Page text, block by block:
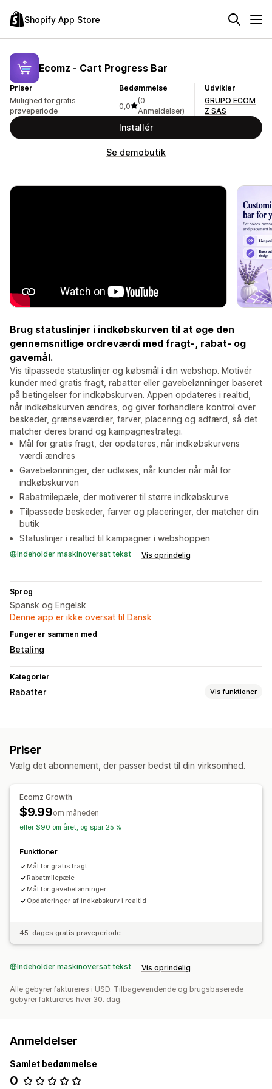
Shopify App Store
Ecomz ‑ Cart Progress Bar
Priser
Mulighed for gratis
prøveperiode
Bedømmelse
0,0
(0
Anmeldelser)
Udvikler
GRUPO ECOM
Z SAS
Installér
Se demobutik
Brug statuslinjer i indkøbskurven til at øge den
gennemsnitlige ordreværdi med fragt-, rabat- og
gavemål.
Vis tilpassede statuslinjer og købsmål i din webshop. Motivér
kunder med gratis fragt, rabatter eller gavebelønninger baseret
på betingelser for indkøbskurven. Appen opdateres i realtid,
når indkøbskurven ændres, og giver forhandlere kontrol over
beskeder, grænseværdier, farver, placering og adfærd, så det
matcher deres brand og kampagnestrategi.
Mål for gratis fragt, der opdateres, når indkøbskurvens
værdi ændres
Gavebelønninger, der udløses, når kunder når mål for
indkøbskurven
Rabatmilepæle, der motiverer til større indkøbskurve
Tilpassede beskeder, farver og placeringer, der matcher din
butik
Statuslinjer i realtid til kampagner i webshoppen
Indeholder maskinoversat tekst Vis oprindelig
Sprog
Spansk og Engelsk
Denne app er ikke oversat til Dansk
Fungerer sammen med
Betaling
Kategorier
Rabatter Vis funktioner
Tilpassede rabatter
Priser
Vælg det abonnement, der passer bedst til din virksomhed.
Ecomz Growth
$9.99om måneden
eller $90 om året, og spar 25 %
Funktioner
Mål for gratis fragt
Rabatmilepæle
Mål for gavebelønninger
Opdateringer af indkøbskurv i realtid
45-dages gratis prøveperiode
Indeholder maskinoversat tekst Vis oprindelig
Alle gebyrer faktureres i USD. Tilbagevendende og brugsbaserede
gebyrer faktureres hver 30. dag.
Anmeldelser
Samlet bedømmelse
0